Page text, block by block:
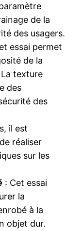
de la
des usagers.
essai permet
de la
La texture
des
des
il est
réaliser
sur les
: Cet essai
la
à la
objet dur.